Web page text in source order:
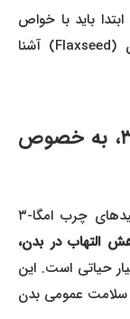
باید با خواص
شگفت‌انگیز ماده اصلی آن، یعنی تخم کتان (Flaxseed) آشنا
از اسیدهای چرب امگا-۳، به خصوص
تخم کتان یکی از غنی‌ترین منابع گیاهی اسیدهای چرب امگا-۳
در بدن،
است. این
عمومی بدن